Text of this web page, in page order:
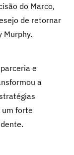
do Marco,
de retornar
Murphy.
e
a
um forte